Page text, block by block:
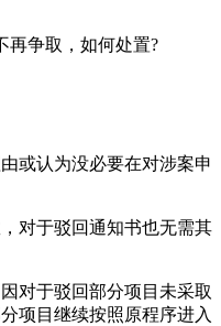
再争取，如何处置?
或认为没必要在对涉案申
对于驳回通知书也无需其
对于驳回部分项目未采取
项目继续按照原程序进入